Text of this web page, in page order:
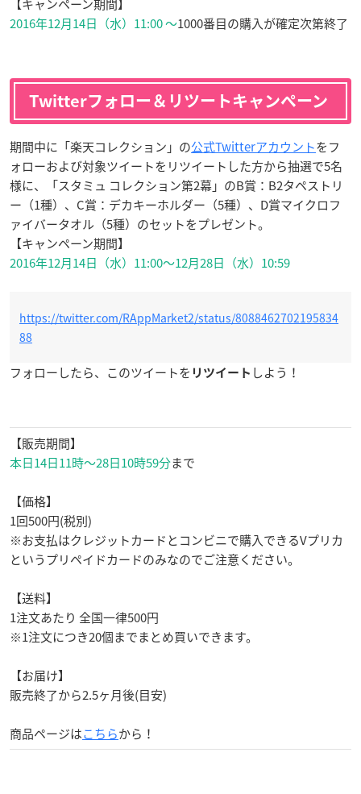
【キャンペーン期間】
2016年12月14日（水）11:00 ～1000番目の購入が確定次第終了
Twitterフォロー＆リツートキャンペーン
期間中に「楽天コレクション」の公式Twitterアカウントをフ
ォローおよび対象ツイートをリツイートした方から抽選で5名
様に、「スタミュ コレクション第2幕」のB賞：B2タペストリ
ー（1種）、C賞：デカキーホルダー（5種）、D賞マイクロフ
ァイバータオル（5種）のセットをプレゼント。
【キャンペーン期間】
2016年12月14日（水）11:00～12月28日（水）10:59
https://twitter.com/RAppMarket2/status/8088462702195834
88
フォローしたら、このツイートを リツイート しよう！
【販売期間】
本日14日11時〜28日10時59分まで
【価格】
1回500円(税別)
※お支払はクレジットカードとコンビニで購入できるVプリカ
というプリペイドカードのみなのでご注意ください。
【送料】
1注文あたり 全国一律500円
※1注文につき20個までまとめ買いできます。
【お届け】
販売終了から2.5ヶ月後(目安)
商品ページはこちらから！